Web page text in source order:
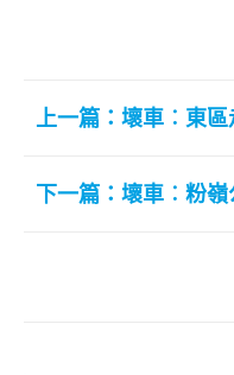
上一篇：壞車︰東
下一篇：壞車︰粉